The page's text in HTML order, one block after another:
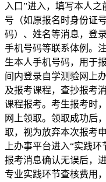
入口”进入，填写本人
号（如原报名时身份证
码）、姓名等消息，登
手机号码等联系体例。
生本人手机号码，用于
间内登录自学测验网上
及报考课程，查抄报考
课程报考。考生报考时
网上领取。领取成功后
取，视为放弃本次报考
上办事平台进入“实践
报考消息确认无误后，
专业实践环节查核费用